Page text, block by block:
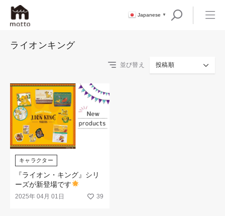
Japanese ▼
ライオンキング
並び替え 投稿順
キャラクター
『ライオン・キング』シリ
ーズが新登場です
2025年 04月 01日 39